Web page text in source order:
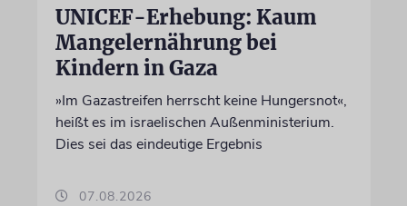
UNICEF-Erhebung: Kaum
Mangelernährung bei
Kindern in Gaza
»Im Gazastreifen herrscht keine Hungersnot«,
heißt es im israelischen Außenministerium.
Dies sei das eindeutige Ergebnis
07.08.2026